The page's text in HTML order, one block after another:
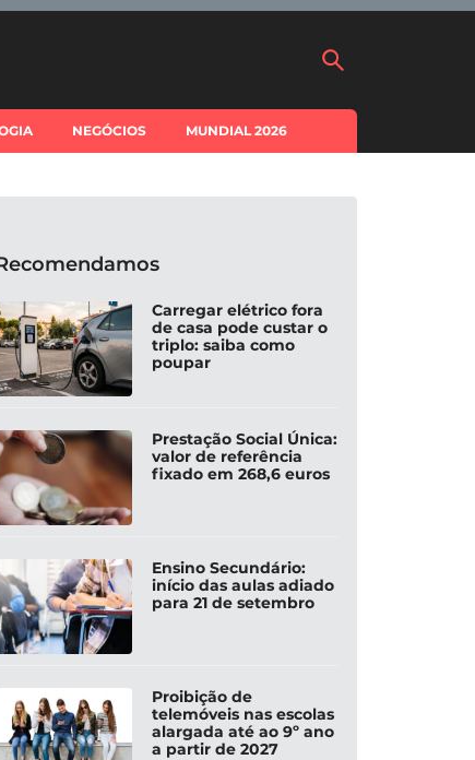
NEGÓCIOS MUNDIAL 2026
Carregar elétrico fora
de casa pode custar o
triplo: saiba como
poupar
Prestação Social Única:
valor de referência
fixado em 268,6 euros
Ensino Secundário:
início das aulas adiado
para 21 de setembro
Proibição de
telemóveis nas escolas
alargada até ao 9º ano
a partir de 2027